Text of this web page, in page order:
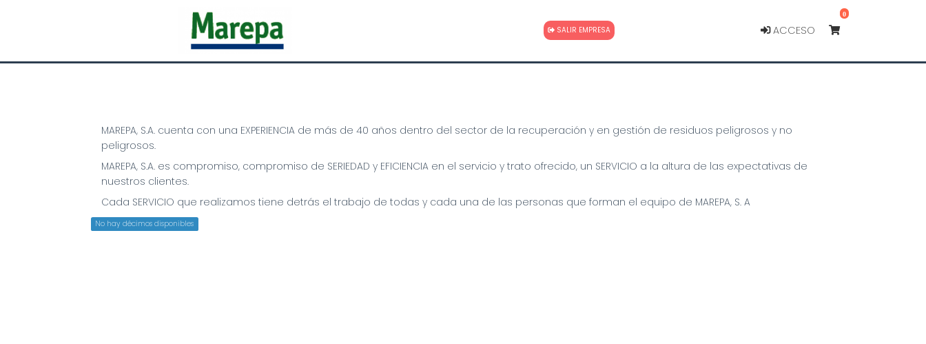
SALIR EMPRESA ACCESO
0
MAREPA, S.A. cuenta con una EXPERIENCIA de más de 40 años dentro del sector de la recuperación y en gestión de residuos peligrosos y no
peligrosos.
MAREPA, S.A. es compromiso, compromiso de SERIEDAD y EFICIENCIA en el servicio y trato ofrecido, un SERVICIO a la altura de las expectativas de
nuestros clientes.
Cada SERVICIO que realizamos tiene detrás el trabajo de todas y cada una de las personas que forman el equipo de MAREPA, S. A
No hay décimos disponibles